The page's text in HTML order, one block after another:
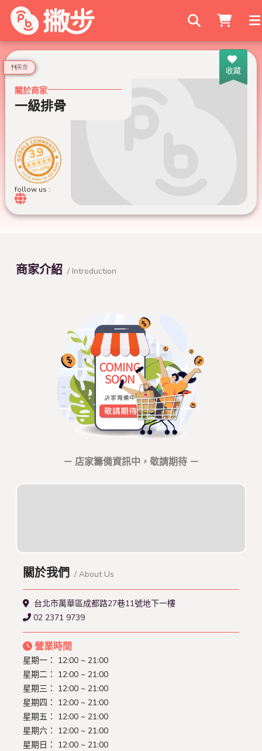
搜尋商家
收藏
美食
關於商家
一級排骨
3.9
999+ 則評論
follow us :
商家介紹 / Introduction
－ 店家籌備資訊中，敬請期待 －
關於我們 / About Us
台北市萬華區成都路27巷11號地下一樓
02 2371 9739
營業時間
星期一： 12:00 ~ 21:00
星期二： 12:00 ~ 21:00
星期三： 12:00 ~ 21:00
星期四： 12:00 ~ 21:00
星期五： 12:00 ~ 21:00
星期六： 12:00 ~ 21:00
星期日： 12:00 ~ 21:00